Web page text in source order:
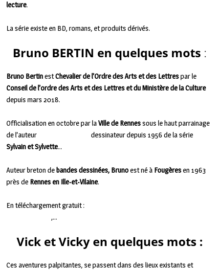
lecture.
La série existe en BD, romans, et produits dérivés.
Bruno BERTIN en quelques mots :
Bruno BertinestChevalier de l’Ordre des Arts et des Lettrespar le
Conseil de l’ordre des Arts et des Lettres et du Ministère de la Culture
depuis mars 2018.
Officialisation en octobre par laVille de Rennessous le haut parrainage
de l’auteur
Jean-Louis Pesc,hdessinateur depuis 1956 de la série
Sylvain et Sylvette…
Auteur breton debandes dessinées, Brunoest né à Fougèresen 1963
près de Rennes en Ille-et-Vilaine.
En téléchargement gratuit :
les enseignants,…
Vick et Vicky en quelques mots :
Ces aventures palpitantes, se passent dans des lieux existants et